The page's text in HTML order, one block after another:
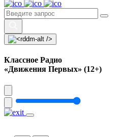
Классное Радио
«Движения Первых» (12+)